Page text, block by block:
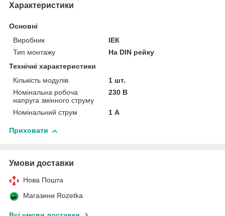
Характеристики
Основні
Виробник
ІЕК
Тип монтажу
На DIN рейку
Технічні характеристики
Кількість модулів
1 шт.
Номінальна робоча
напруга змінного струму
230 В
Номінальний струм 1 А
Приховати
Умови доставки
Нова Пошта
Магазини Rozetka